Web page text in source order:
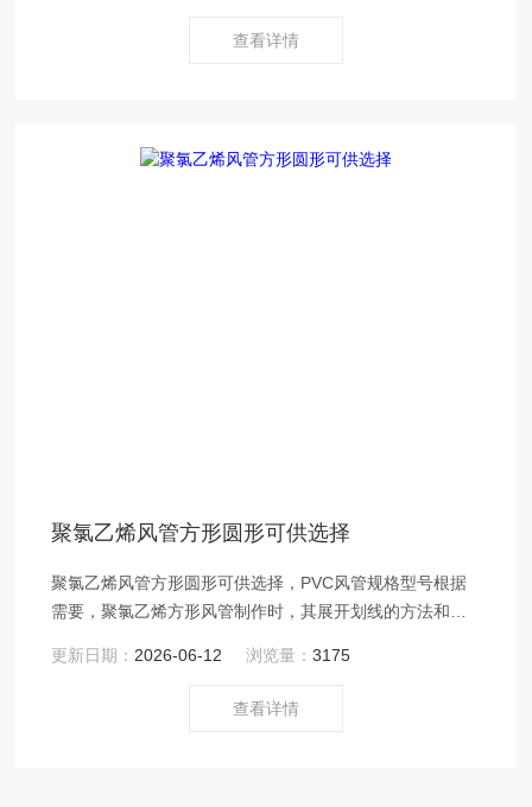
查看详情
聚氯乙烯风管方形圆形可供选择
聚氯乙烯风管方形圆形可供选择，PVC风管规格型号根据
需要，聚氯乙烯方形风管制作时，其展开划线的方法和金
更新日期： 2026-06-12 浏览量：3175
查看详情